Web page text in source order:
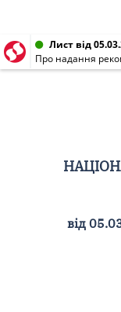
Лист від
від